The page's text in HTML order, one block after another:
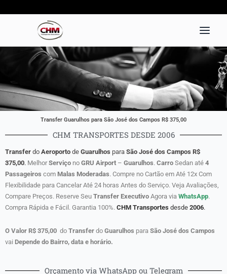
para
Transfer Guarulhos para São José dos Campos R$ 375,00
CHM TRANSPORTES DESDE 2006
Transfer do Aeroporto de Guarulhos para São José dos Campos R$
375,00. MelhorServiço no GRU Airport – Guarulhos. Carro Sedan até 4
Passageiros com Malas Moderadas. Compre no Cartão em Até 12x Com
Flexibilidade para Cancelar Até 24 horas Antes do Serviço. Veja Avaliações,
Compare Preços. Reserve Seu Transfer Executivo Agora via WhatsApp.
Compra Rápida e Fácil. Garantia 100%. CHM Transportes desde 2006.
O Valor R$ 375,00 do Transfer do Guarulhos para São José dos Campos
vai Depende do Bairro, data e horário.
Orçamento via WhatsApp ou Telegram